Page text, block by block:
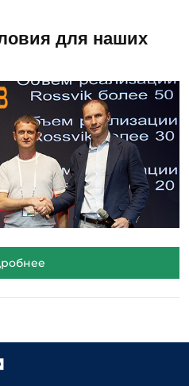
для наших